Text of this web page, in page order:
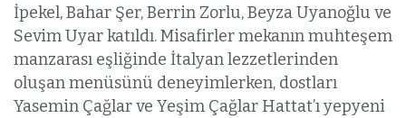
İpekel, Bahar Şer, Berrin Zorlu, Beyza Uyanoğlu ve
Sevim Uyar katıldı. Misafirler mekanın muhteşem
manzarası eşliğinde İtalyan lezzetlerinden
oluşan menüsünü deneyimlerken, dostları
Yasemin Çağlar ve Yeşim Çağlar Hattat’ı yepyeni